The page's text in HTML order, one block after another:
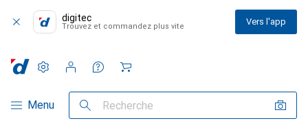
digitec
Trouvez et commandez plus vite Vers l'app
Navigation par catégorie
Menu Recherche
Paramètres
Compte client
Listes de comparaison
Listes d'envies
Panier